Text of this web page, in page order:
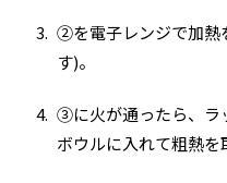
②を電子レンジで加熱
す)。
③に火が通ったら、ラ
ボウルに入れて粗熱を